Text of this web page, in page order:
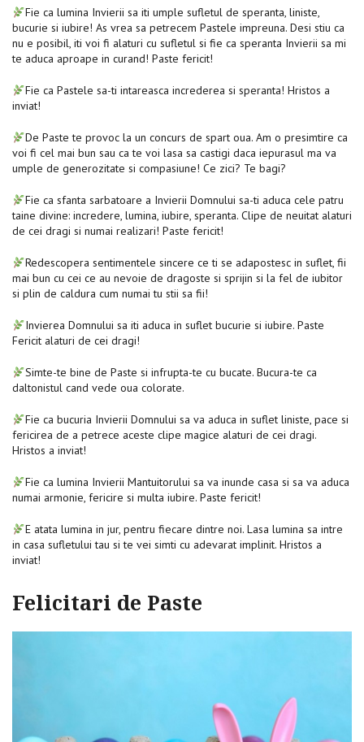
Fie ca lumina Invierii sa iti umple sufletul de speranta, liniste,
bucurie si iubire! As vrea sa petrecem Pastele impreuna. Desi stiu ca
nu e posibil, iti voi fi alaturi cu sufletul si fie ca speranta Invierii sa mi
te aduca aproape in curand! Paste fericit!
Fie ca Pastele sa-ti intareasca increderea si speranta! Hristos a
inviat!
De Paste te provoc la un concurs de spart oua. Am o presimtire ca
voi fi cel mai bun sau ca te voi lasa sa castigi daca iepurasul ma va
umple de generozitate si compasiune! Ce zici? Te bagi?
Fie ca sfanta sarbatoare a Invierii Domnului sa-ti aduca cele patru
taine divine: incredere, lumina, iubire, speranta. Clipe de neuitat alaturi
de cei dragi si numai realizari! Paste fericit!
Redescopera sentimentele sincere ce ti se adapostesc in suflet, fii
mai bun cu cei ce au nevoie de dragoste si sprijin si la fel de iubitor
si plin de caldura cum numai tu stii sa fii!
Invierea Domnului sa iti aduca in suflet bucurie si iubire. Paste
Fericit alaturi de cei dragi!
Simte-te bine de Paste si infrupta-te cu bucate. Bucura-te ca
daltonistul cand vede oua colorate.
Fie ca bucuria Invierii Domnului sa va aduca in suflet liniste, pace si
fericirea de a petrece aceste clipe magice alaturi de cei dragi.
Hristos a inviat!
Fie ca lumina Invierii Mantuitorului sa va inunde casa si sa va aduca
numai armonie, fericire si multa iubire. Paste fericit!
E atata lumina in jur, pentru fiecare dintre noi. Lasa lumina sa intre
in casa sufletului tau si te vei simti cu adevarat implinit. Hristos a
inviat!
Felicitari de Paste